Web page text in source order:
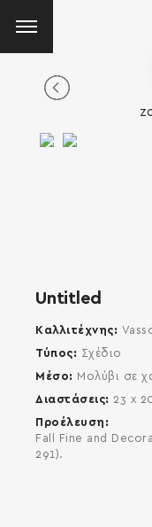
Untitled
Καλλιτέχνης
Τύπος
Σχέδιο
Μέσο
Μολύβι σε
Διαστάσεις
23 x
Προέλευση
Fall Fine and
291).